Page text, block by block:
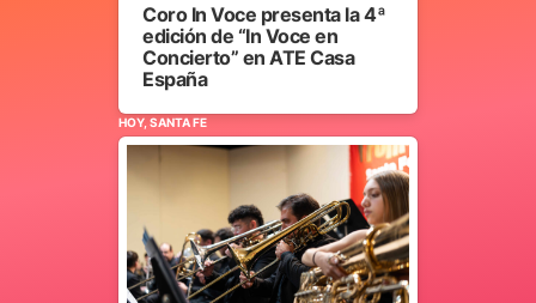
Coro In Voce presenta la 4ª
edición de “In Voce en
Concierto” en ATE Casa
España
HOY, SANTA FE